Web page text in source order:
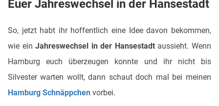
Euer Jahreswechsel in der Hansestadt
So, jetzt habt ihr hoffentlich eine Idee davon bekommen,
wie einJahreswechsel in der Hansestadtaussieht. Wenn
Hamburg euch überzeugen konnte und ihr nicht bis
Silvester warten wollt, dann schaut doch mal bei meinen
Hamburg Schnäppchen vorbei.